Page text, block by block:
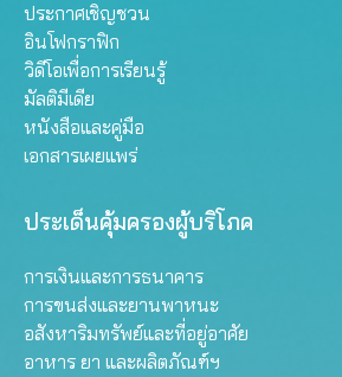
ประกาศเชิญชวน
อินโฟกราฟิก
วิดีโอเพื่อการเรียนรู้
มัลติมีเดีย
หนังสือและคู่มือ
เอกสารเผยแพร่
ประเด็นคุ้มครองผู้บริโภค
การเงินและการธนาคาร
การขนส่งและยานพาหนะ
อสังหาริมทรัพย์และที่อยู่อาศัย
อาหาร ยา และผลิตภัณฑ์ฯ